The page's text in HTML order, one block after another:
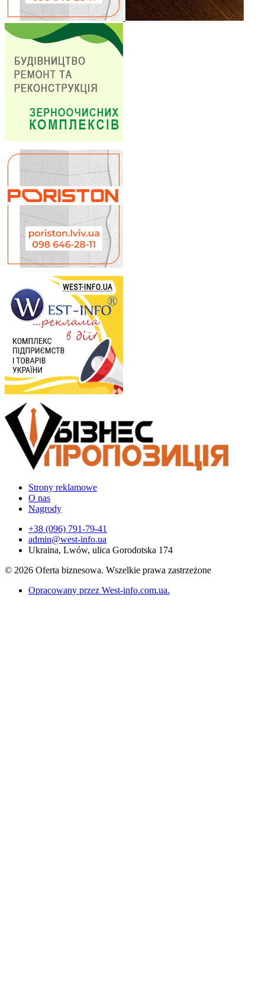
Strony reklamowe
O nas
Nagrody
+38 (096) 791-79-41
admin@west-info.ua
Ukraina, Lwów, ulica Gorodotska 174
© 2026 Oferta biznesowa. Wszelkie prawa zastrzeżone
Opracowany przez West-info.com.ua.